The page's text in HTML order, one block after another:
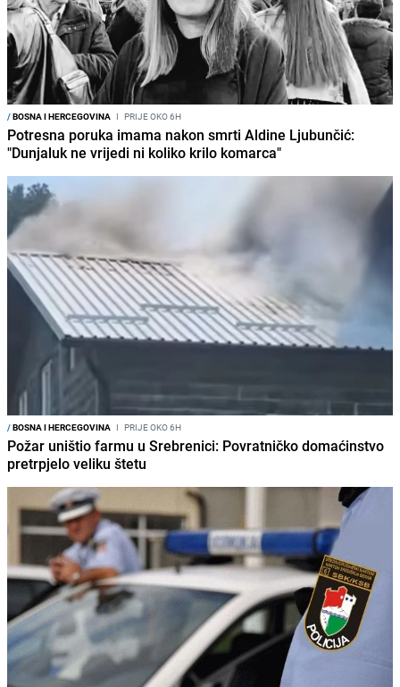
/BOSNA I HERCEGOVINA I PRIJE OKO 6H
Potresna poruka imama nakon smrti Aldine Ljubunčić:
"Dunjaluk ne vrijedi ni koliko krilo komarca"
/BOSNA I HERCEGOVINA I PRIJE OKO 6H
Požar uništio farmu u Srebrenici: Povratničko domaćinstvo
pretrpjelo veliku štetu